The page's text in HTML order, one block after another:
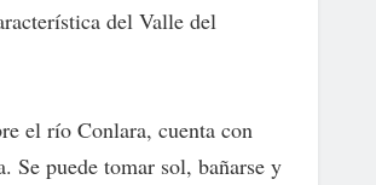
del Valle del
el río Conlara, cuenta con
Se puede tomar sol, bañarse y